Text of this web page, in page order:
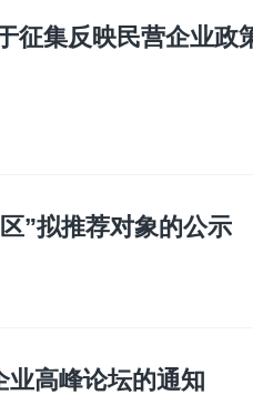
征集反映民营企业政
”拟推荐对象的公示
业高峰论坛的通知